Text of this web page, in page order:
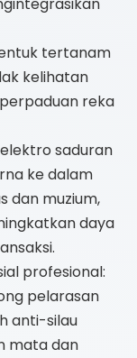
tertanam
kelihatan
reka
saduran
ke dalam
dan muzium,
daya
profesional:
pelarasan
anti-silau
mata dan